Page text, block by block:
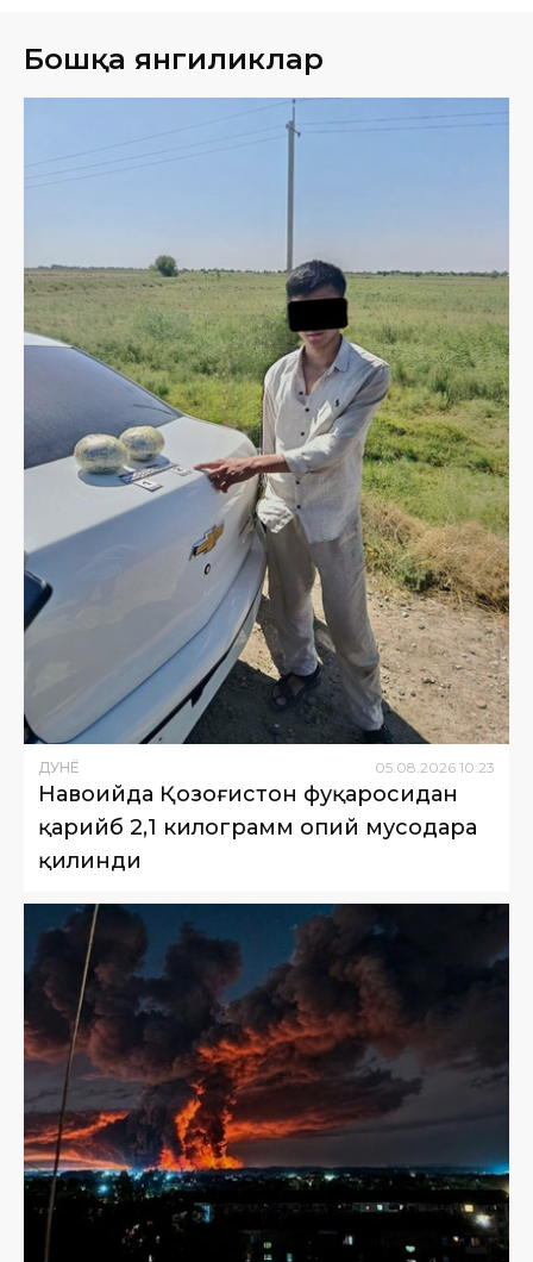
Бошқа янгиликлар
ДУНË 05.08.2026 10:23
Навоийда Қозоғистон фуқаросидан
қарийб 2,1 килограмм опий мусодара
қилинди